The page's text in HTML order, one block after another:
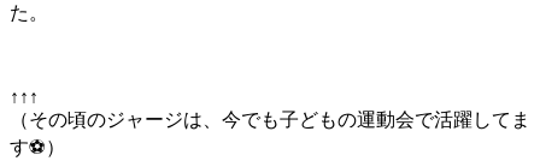
た。
↑↑↑
（その頃のジャージは、今でも子どもの運動会で活躍してま
す⚽）